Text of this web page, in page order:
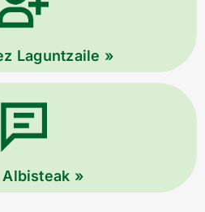
Laguntzaile »
Albisteak »